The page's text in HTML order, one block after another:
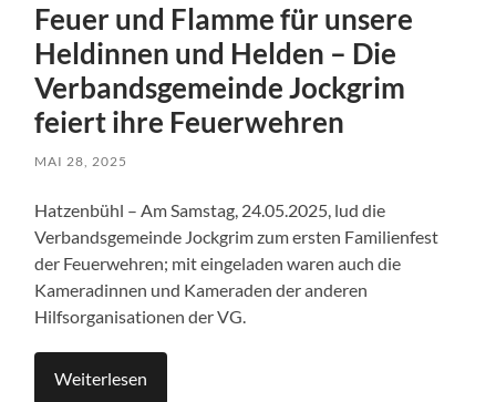
Feuer und Flamme für unsere
Heldinnen und Helden – Die
Verbandsgemeinde Jockgrim
feiert ihre Feuerwehren
MAI 28, 2025
Hatzenbühl – Am Samstag, 24.05.2025, lud die
Verbandsgemeinde Jockgrim zum ersten Familienfest
der Feuerwehren; mit eingeladen waren auch die
Kameradinnen und Kameraden der anderen
Hilfsorganisationen der VG.
Weiterlesen